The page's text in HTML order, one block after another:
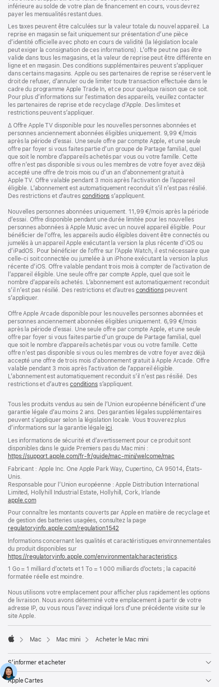
inférieure au solde de votre plan de financement en cours, vous devrez
payer les mensualités restant dues.
Les taxes peuvent être calculées sur la valeur totale du nouvel appareil. La
reprise en magasin se fait uniquement sur présentation d’une pièce
d’identité officielle avec photo en cours de validité (la législation locale
peut exiger la consignation de ces informations). L’offre peut ne pas être
valide dans tous les magasins, et la valeur de reprise peut être différente en
ligne et en magasin. Des conditions supplémentaires peuvent s’appliquer
dans certains magasins. Apple ou ses partenaires de reprise se réservent le
droit de refuser, d’annuler ou de limiter toute transaction effectuée dans le
cadre du programme Apple Trade In, et ce pour quelque raison que ce soit.
Pour plus d’informations sur l’estimation des appareils, veuillez contacter
les partenaires de reprise et de recyclage d’Apple. Des limites et
restrictions peuvent s’appliquer.
Note
de
bas
de
page
∆ Offre Apple TV disponible pour les nouvelles personnes abonnées et
personnes anciennement abonnées éligibles uniquement. 9,99 €/mois
après la période d’essai. Une seule offre par compte Apple, et une seule
offre par foyer si vous faites partie d’un groupe de Partage familial, quel
que soit le nombre d’appareils achetés par vous ou votre famille. Cette
offre n’est pas disponible si vous ou les membres de votre foyer avez déjà
accepté une offre de trois mois ou d’un an d’abonnement gratuit à
Apple TV. Offre valable pendant 3 mois après l’activation de l’appareil
éligible. L’abonnement est automatiquement reconduit s’il n’est pas résilié.
Des restrictions et d’autres conditions s’appliquent.
Nouvelles personnes abonnées uniquement. 11,99 €/mois après la période
d’essai. Offre disponible pendant une durée limitée pour les nouvelles
personnes abonnées à Apple Music avec un nouvel appareil éligible. Pour
bénéficier de l’offre, les appareils audio éligibles doivent être connectés ou
jumelés à un appareil Apple exécutant la version la plus récente d’iOS ou
d’iPadOS. Pour bénéficier de l’offre sur l’Apple Watch, il est nécessaire que
celle-ci soit connectée ou jumelée à un iPhone exécutant la version la plus
récente d’iOS. Offre valable pendant trois mois à compter de l’activation de
l’appareil éligible. Une seule offre par compte Apple, quel que soit le
nombre d’appareils achetés. L’abonnement est automatiquement reconduit
s’il n’est pas résilié. Des restrictions et d’autres conditionspeuvent
s’appliquer.
Offre Apple Arcade disponible pour les nouvelles personnes abonnées et
personnes anciennement abonnées éligibles uniquement. 6,99 €/mois
après la période d’essai. Une seule offre par compte Apple, et une seule
offre par foyer si vous faites partie d’un groupe de Partage familial, quel
que soit le nombre d’appareils achetés par vous ou votre famille. Cette
offre n’est pas disponible si vous ou les membres de votre foyer avez déjà
accepté une offre de trois mois d’abonnement gratuit à Apple Arcade. Offre
valable pendant 3 mois après l’activation de l’appareil éligible.
L’abonnement est automatiquement reconduit s’il n’est pas résilié. Des
restrictions et d’autres conditionss’appliquent.
Tous les produits vendus au sein de l’Union européenne bénéficient d’une
garantie légale d’au moins 2 ans. Des garanties légales supplémentaires
peuvent s’appliquer selon la législation locale. Vous trouverez plus
d’informations sur la garantie légale ici.
Les informations de sécurité et d’avertissement pour ce produit sont
disponibles dans le guide Premiers pas du Mac mini :
https://support.apple.com/fr-fr/guide/mac-mini/welcome/mac
une
fenêtre)
Fabricant : Apple Inc. One Apple Park Way, Cupertino, CA 95014, États-
Unis.
Responsable pour l’Union européenne : Apple Distribution International
Limited, Hollyhill Industrial Estate, Hollyhill, Cork, Irlande
apple.com(s’ouvre
une
nouvelle
fenêtre)
Pour connaître les montants couverts par Apple en matière de recyclage et
de gestion des batteries usagées, consultez la page
regulatoryinfo.apple.com/regulation1542
une
fenêtre)
Informations concernant les qualités et caractéristiques environnementales
du produit disponibles sur
https://regulatoryinfo.apple.com/environmentalcharacteristics.
1 Go = 1 milliard d’octets et 1 To = 1 000 milliards d’octets ; la capacité
formatée réelle est moindre.
Nous utilisons votre emplacement pour afficher plus rapidement les options
de livraison. Nous avons déterminé votre emplacement à partir de votre
adresse IP, ou vous nous l’avez indiqué lors d’une précédente visite sur le
site Apple.
Mac Mac mini Acheter le Mac mini
S’informer et acheter
Apple Cartes